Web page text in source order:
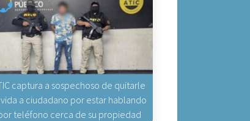
captura a sospechoso de quitarle
a ciudadano por estar hablando
teléfono cerca de su propiedad